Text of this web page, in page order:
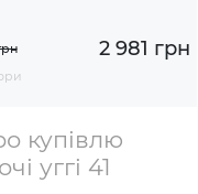
2 981 грн
купівлю
уггі 41